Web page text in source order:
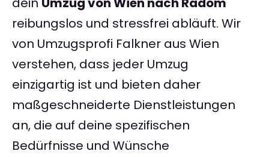
reibungslos und stressfrei abläuft. Wir
von Umzugsprofi Falkner aus Wien
verstehen, dass jeder Umzug
einzigartig ist und bieten daher
maßgeschneiderte Dienstleistungen
an, die auf deine spezifischen
Bedürfnisse und Wünsche